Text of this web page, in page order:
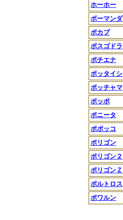
ホーホー
ボーマンダ
ポカブ
ボスゴドラ
ポチエナ
ポッタイシ
ポッチャマ
ポッポ
ポニータ
ポポッコ
ポリゴン
ポリゴン２
ポリゴンＺ
ボルトロス
ポワルン